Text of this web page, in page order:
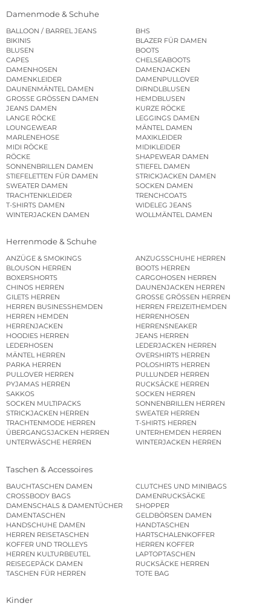
Damenmode & Schuhe
BALLOON / BARREL JEANS
BHS
BIKINIS
BLAZER FÜR DAMEN
BLUSEN
BOOTS
CAPES
CHELSEABOOTS
DAMENHOSEN
DAMENJACKEN
DAMENKLEIDER
DAMENPULLOVER
DAUNENMÄNTEL DAMEN
DIRNDLBLUSEN
GROSSE GRÖSSEN DAMEN
HEMDBLUSEN
JEANS DAMEN
KURZE RÖCKE
LANGE RÖCKE
LEGGINGS DAMEN
LOUNGEWEAR
MÄNTEL DAMEN
MARLENEHOSE
MAXIKLEIDER
MIDI RÖCKE
MIDIKLEIDER
RÖCKE
SHAPEWEAR DAMEN
SONNENBRILLEN DAMEN
STIEFEL DAMEN
STIEFELETTEN FÜR DAMEN
STRICKJACKEN DAMEN
SWEATER DAMEN
SOCKEN DAMEN
TRACHTENKLEIDER
TRENCHCOATS
T-SHIRTS DAMEN
WIDELEG JEANS
WINTERJACKEN DAMEN
WOLLMÄNTEL DAMEN
Herrenmode & Schuhe
ANZÜGE & SMOKINGS
ANZUGSSCHUHE HERREN
BLOUSON HERREN
BOOTS HERREN
BOXERSHORTS
CARGOHOSEN HERREN
CHINOS HERREN
DAUNENJACKEN HERREN
GILETS HERREN
GROSSE GRÖSSEN HERREN
HERREN BUSINESSHEMDEN
HERREN FREIZEITHEMDEN
HERREN HEMDEN
HERRENHOSEN
HERRENJACKEN
HERRENSNEAKER
HOODIES HERREN
JEANS HERREN
LEDERHOSEN
LEDERJACKEN HERREN
MÄNTEL HERREN
OVERSHIRTS HERREN
PARKA HERREN
POLOSHIRTS HERREN
PULLOVER HERREN
PULLUNDER HERREN
PYJAMAS HERREN
RUCKSÄCKE HERREN
SAKKOS
SOCKEN HERREN
SOCKEN MULTIPACKS
SONNENBRILLEN HERREN
STRICKJACKEN HERREN
SWEATER HERREN
TRACHTENMODE HERREN
T-SHIRTS HERREN
ÜBERGANGSJACKEN HERREN
UNTERHEMDEN HERREN
UNTERWÄSCHE HERREN
WINTERJACKEN HERREN
Taschen & Accessoires
BAUCHTASCHEN DAMEN
CLUTCHES UND MINIBAGS
CROSSBODY BAGS
DAMENRUCKSÄCKE
DAMENSCHALS & DAMENTÜCHER
SHOPPER
DAMENTASCHEN
GELDBÖRSEN DAMEN
HANDSCHUHE DAMEN
HANDTASCHEN
HERREN REISETASCHEN
HARTSCHALENKOFFER
KOFFER UND TROLLEYS
HERREN KOFFER
HERREN KULTURBEUTEL
LAPTOPTASCHEN
REISEGEPÄCK DAMEN
RUCKSÄCKE HERREN
TASCHEN FÜR HERREN
TOTE BAG
Kinder